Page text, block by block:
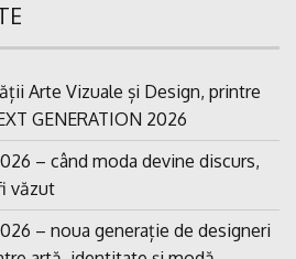
Arte Vizuale și Design, printre
GENERATION 2026
– când moda devine discurs,
văzut
– noua generație de designeri